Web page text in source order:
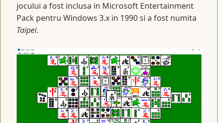
jocului a fost inclusa in Microsoft Entertainment
Pack pentru Windows 3.x in 1990 si a fost numita
Taipei.